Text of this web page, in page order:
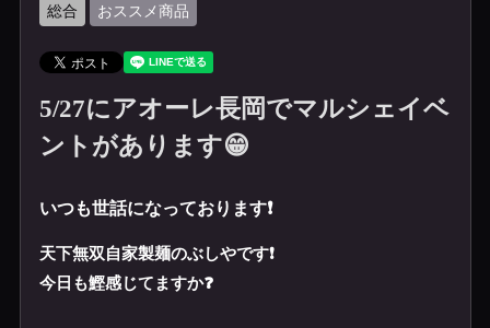
総合 おススメ商品
5/27にアオーレ長岡でマルシェイベ
ントがあります😁
いつも世話になっております❗️
天下無双自家製麺のぶしやです❗️
今日も鰹感じてますか❓